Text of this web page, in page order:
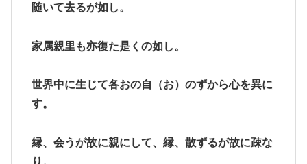
随いて去るが如し。
家属親里も亦復た是くの如し。
世界中に生じて各おの自（お）のずから心を異に
す。
縁、会うが故に親にして、縁、散ずるが故に疎な